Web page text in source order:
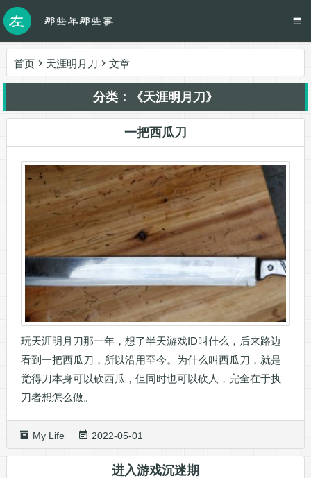
首页 天涯明月刀 文章
分类：《天涯明月刀》
一把西瓜刀
玩天涯明月刀那一年，想了半天游戏ID叫什么，后来路边
看到一把西瓜刀，所以沿用至今。为什么叫西瓜刀，就是
觉得刀本身可以砍西瓜，但同时也可以砍人，完全在于执
刀者想怎么做。
My Life 2022-05-01
进入游戏沉迷期